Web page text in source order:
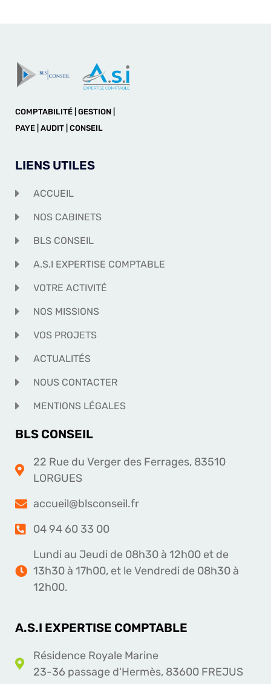
COMPTABILITÉ | GESTION |
PAYE | AUDIT | CONSEIL
LIENS UTILES
ACCUEIL
NOS CABINETS
BLS CONSEIL
A.S.I EXPERTISE COMPTABLE
VOTRE ACTIVITÉ
NOS MISSIONS
VOS PROJETS
ACTUALITÉS
NOUS CONTACTER
MENTIONS LÉGALES
BLS CONSEIL
22 Rue du Verger des Ferrages, 83510
LORGUES
accueil@blsconseil.fr
04 94 60 33 00
Lundi au Jeudi de 08h30 à 12h00 et de
13h30 à 17h00, et le Vendredi de 08h30 à
12h00.
A.S.I EXPERTISE COMPTABLE
Résidence Royale Marine
23-36 passage d'Hermès, 83600 FREJUS